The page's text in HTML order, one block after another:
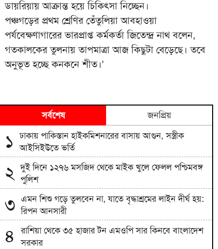
ডায়রিয়ায় আক্রান্ত হয়ে চিকিৎসা নিচ্ছেন।
পঞ্চগড়ের প্রথম শ্রেণির তেঁতুলিয়া আবহাওয়া
পর্যবেক্ষণাগারের ভারপ্রাপ্ত কর্মকর্তা জিতেন্দ্র নাথ বলেন,
গতকালকের তুলনায় তাপমাত্রা আজ কিছুটা বেড়েছে। তবে
অনুভূত হচ্ছে কনকনে শীত।’
সর্বশেষ জনপ্রিয়
১ ঢাকায় পাকিস্তান হাইকমিশনারের বাসায় আগুন, সস্ত্রীক
আইসিইউতে ভর্তি
২
দুই দিনে ১২৭৬ মসজিদ থেকে মাইক খুলে ফেলল পশ্চিমবঙ্গ
পুলিশ
৩ এমন শিশু গড়ে তুলবেন না, যাতে বৃদ্ধাশ্রমের লাইন দীর্ঘ হয়:
রিপন আনসারী
৪
রাশিয়া থেকে ৩৫ হাজার টন এমওপি সার কিনবে বাংলাদেশ
সরকার